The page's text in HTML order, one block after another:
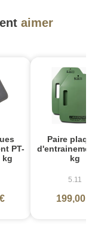
aimer
PT-
kg
Paire
kg
5.11
199,00 €